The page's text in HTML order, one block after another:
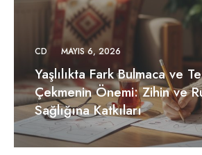
CD MAYIS 6, 2026
Yaşlılıkta Fark Bulmaca ve
Çekmenin Önemi: Zihin ve
Sağlığına Katkıları